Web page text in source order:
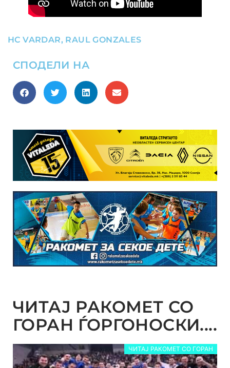
HC VARDAR, RAUL GONZALES
СПОДЕЛИ НА
ЧИТАЈ РАКОМЕТ СО
ГОРАН ЃОРГОНОСКИ....
ЧИТАЈ РАКОМЕТ СО ГОРАН